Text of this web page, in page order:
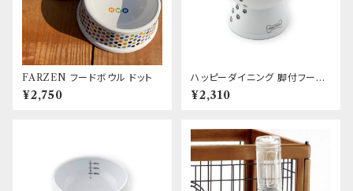
FARZEN フードボウル ドット
¥2,750
ハッピーダイニング 脚付フード
ボウル 犬柄・犬用 シリコン付き
¥2,310